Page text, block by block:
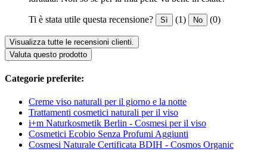
Ti è stata utile questa recensione? Sì (1) No (0)
Visualizza tutte le recensioni clienti.
Valuta questo prodotto
Categorie preferite:
Creme viso naturali per il giorno e la notte
Trattamenti cosmetici naturali per il viso
i+m Naturkosmetik Berlin - Cosmesi per il viso
Cosmetici Ecobio Senza Profumi Aggiunti
Cosmesi Naturale Certificata BDIH - Cosmos Organic